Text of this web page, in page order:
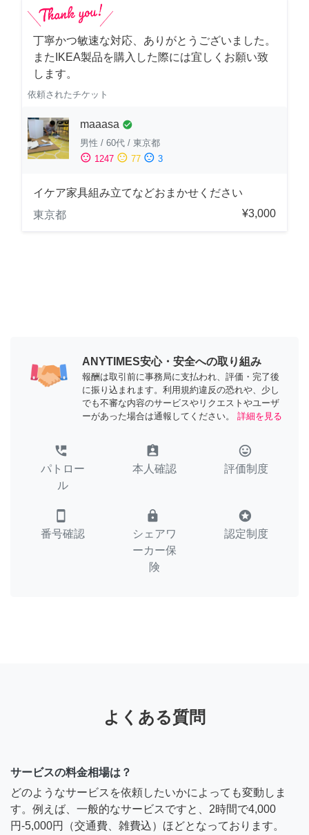
丁寧かつ敏速な対応、ありがとうございました。
またIKEA製品を購入した際には宜しくお願い致
します。
依頼されたチケット
maaasa check_circle
男性 / 60代 / 東京都
sentiment_satisfied 1247 sentiment_neutral 77 sentiment_dissatisfied 3
イケア家具組み立てなどおまかせください
東京都
¥3,000
ANYTIMES安心・安全への取り組み
報酬は取引前に事務局に支払われ、評価・完了後
に振り込まれます。利用規約違反の恐れや、少し
でも不審な内容のサービスやリクエストやユーザ
ーがあった場合は通報してください。
詳細を見る
perm_phone_msg
パトロー
ル
assignment_ind
本人確認
tag_faces
評価制度
smartphone
番号確認
lock
シェアワ
ーカー保
険
stars
認定制度
よくある質問
サービスの料金相場は？
どのようなサービスを依頼したいかによっても変動しま
す。例えば、一般的なサービスですと、2時間で4,000
円-5,000円（交通費、雑費込）ほどとなっております。